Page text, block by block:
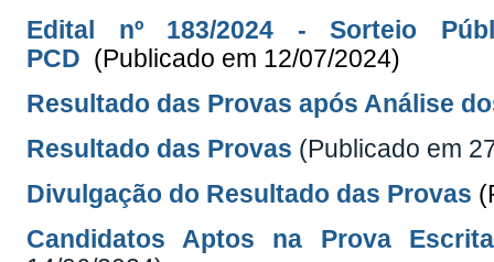
Edital nº 183/2024 - Sorteio
PCD (Publicado em 12/07/2024)
Resultado das Provas após Análise
Resultado das Provas (Publicado em
Divulgação do Resultado das Provas
Candidatos Aptos na Prova